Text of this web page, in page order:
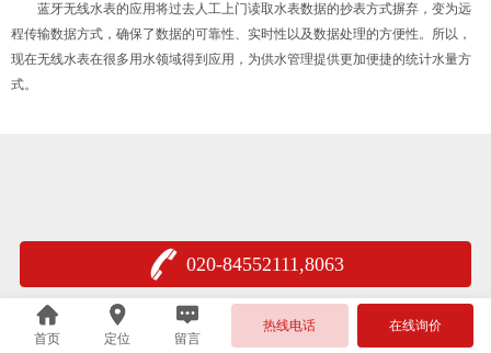
蓝牙无线水表的应用将过去人工上门读取水表数据的抄表方式摒弃，变为远
程传输数据方式，确保了数据的可靠性、实时性以及数据处理的方便性。所以，
现在无线水表在很多用水领域得到应用，为供水管理提供更加便捷的统计水量方
式。
020-84552111,8063
首页 定位 留言
热线电话 在线询价